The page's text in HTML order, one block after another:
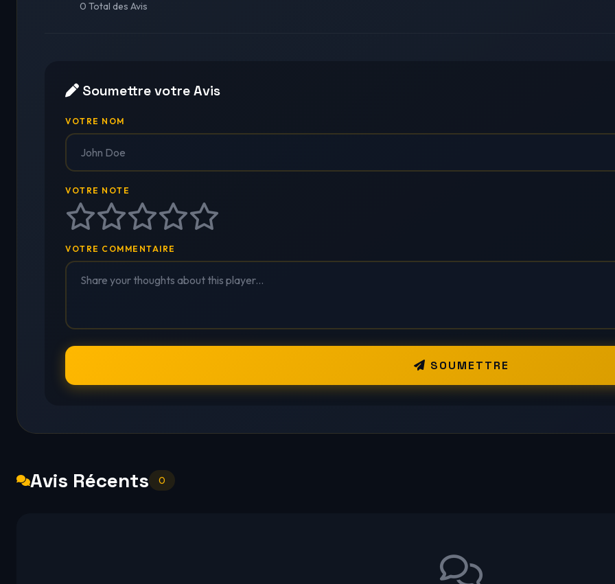
0 Total des Avis
Soumettre votre Avis
VOTRE NOM
VOTRE NOTE
VOTRE COMMENTAIRE
SOUMETTRE
Avis Récents 0